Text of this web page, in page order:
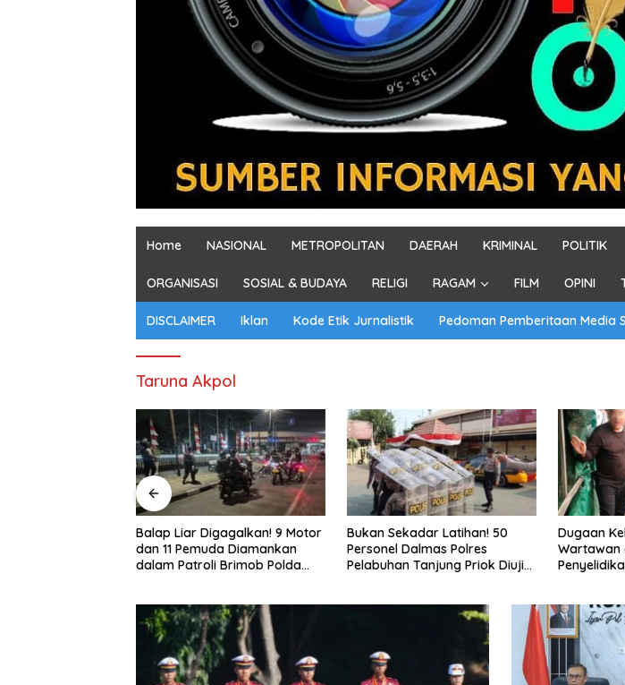
Home NASIONAL METROPOLITAN DAERAH KRIMINAL POLITIK
ORGANISASI SOSIAL & BUDAYA RELIGI RAGAM FILM OPINI
DISCLAIMER Iklan Kode Etik Jurnalistik Pedoman Pemberitaan Media
Taruna Akpol
Liar Digagalkan! 9 Motor
Bukan Sekadar Latihan! 50
Personel Dalmas Polres
Pelabuhan Tanjung Priok Diuji
Dugaan Kekerasan terhadap
Wartawan di Tangerang Masuk
Penyelidikan, DEWA KRESNA